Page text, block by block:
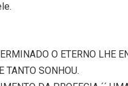
O ETERNO LHE
TANTO SONHOU.